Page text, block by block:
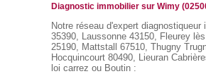
Diagnostic immobilier sur Wimy
Notre réseau d'expert
35390, Laussonne 43150, Fleurey
25190, Mattstall 67510, Thugny
Hocquincourt 80490, Lieuran
loi carrez ou Boutin :